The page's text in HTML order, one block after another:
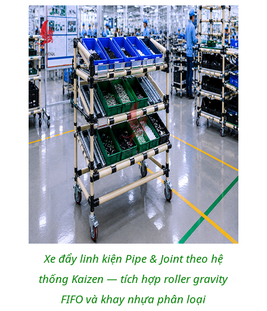
Xe đẩy linh kiện Pipe & Joint theo hệ
thống Kaizen — tích hợp roller gravity
FIFO và khay nhựa phân loại